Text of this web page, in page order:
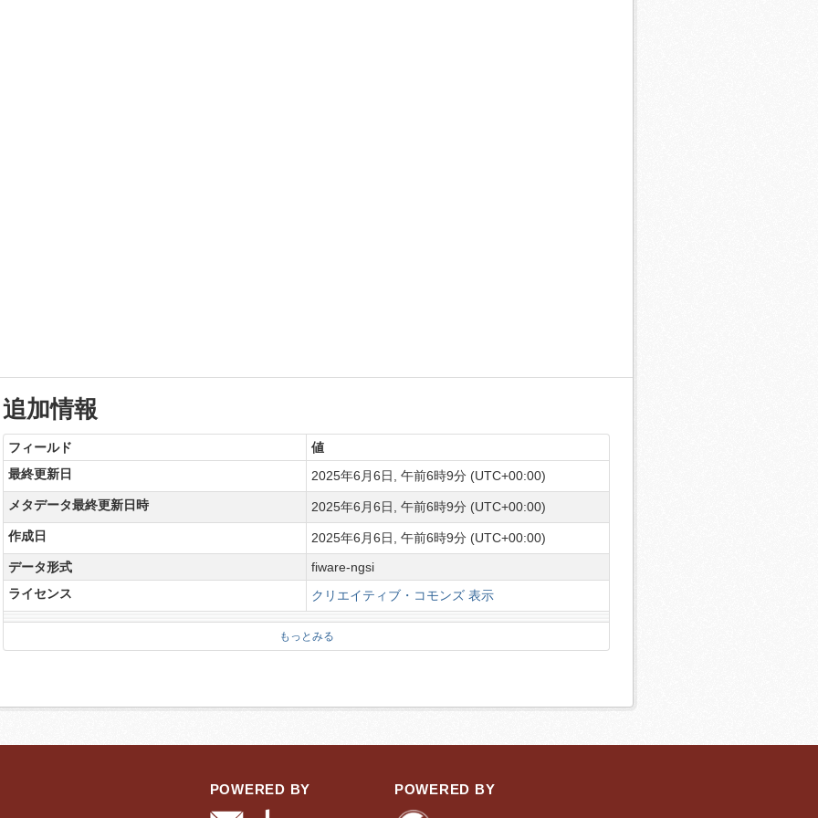
追加情報
フィールド
値
最終更新日
2025年6月6日, 午前6時9分 (UTC+00:00)
メタデータ最終更新日時
2025年6月6日, 午前6時9分 (UTC+00:00)
作成日
2025年6月6日, 午前6時9分 (UTC+00:00)
データ形式
fiware-ngsi
ライセンス
クリエイティブ・コモンズ 表示
もっとみる
POWERED BY POWERED BY